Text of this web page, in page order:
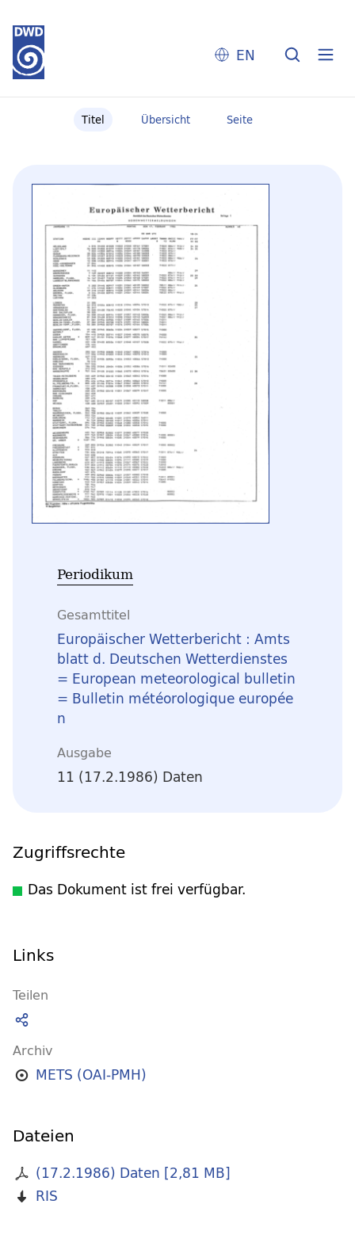
EN
Titel Übersicht Seite
Periodikum
Gesamttitel
Europäischer Wetterbericht : Amts
blatt d. Deutschen Wetterdienstes
= European meteorological bulletin
= Bulletin météorologique europée
n
Ausgabe
11 (17.2.1986) Daten
Zugriffsrechte
Das Dokument ist frei verfügbar.
Links
Teilen
Archiv
METS (OAI-PMH)
Dateien
(17.2.1986) Daten [2,81 MB]
RIS